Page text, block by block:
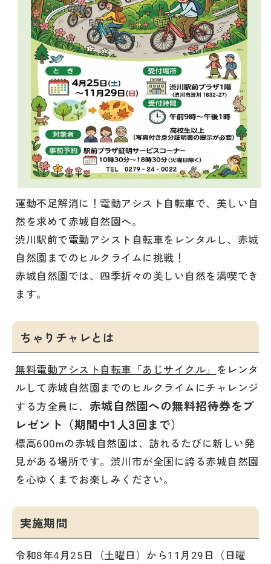
運動不足解消に！電動アシスト自転車で、美しい自
然を求めて赤城自然園へ。
渋川駅前で電動アシスト自転車をレンタルし、赤城
自然園までのヒルクライムに挑戦！
赤城自然園では、四季折々の美しい自然を満喫でき
ます。
ちゃりチャレとは
無料電動アシスト自転車「あじサイクル」 をレンタ
ルして赤城自然園までのヒルクライムにチャレンジ
する方全員に、 赤城自然園への無料招待券をプ
レゼント（期間中1人3回まで）
標高600mの赤城自然園は、訪れるたびに新しい発
見がある場所です。渋川市が全国に誇る赤城自然園
を心ゆくまでお楽しみください。
実施期間
令和8年4月25日（土曜日）から11月29日（日曜